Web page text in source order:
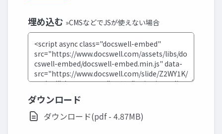
埋め込む »CMSなどでJSが使えない場合
ダウンロード
ダウンロード(pdf - 4.87MB)